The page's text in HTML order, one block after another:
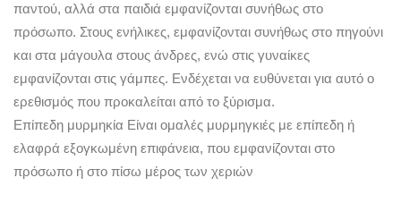
παντού, αλλά στα παιδιά εμφανίζονται συνήθως στο
πρόσωπο. Στους ενήλικες, εμφανίζονται συνήθως στο πηγούνι
και στα μάγουλα στους άνδρες, ενώ στις γυναίκες
εμφανίζονται στις γάμπες. Ενδέχεται να ευθύνεται για αυτό ο
ερεθισμός που προκαλείται από το ξύρισμα.
Επίπεδη μυρμηκία Είναι ομαλές μυρμηγκιές με επίπεδη ή
ελαφρά εξογκωμένη επιφάνεια, που εμφανίζονται στο
πρόσωπο ή στο πίσω μέρος των χεριών